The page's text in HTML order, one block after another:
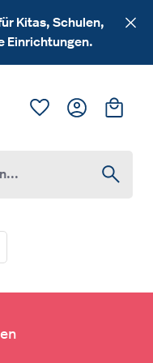
Kitas, Schulen,
Einrichtungen.
Du hast 0